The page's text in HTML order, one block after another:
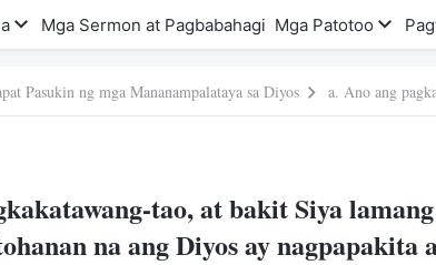
Mga Sermon at Pagbabahagi Mga Patotoo
Pasukin ng mga Mananampalataya sa Diyos
tao, at bakit Siya
na ang Diyos ay nagpapakita